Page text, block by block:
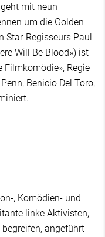
mit neun
um die Golden
Star-Regisseurs Paul
Will Be Blood») ist
Filmkomödie», Regie
Benicio Del Toro,
, Komödien- und
linke Aktivisten,
angeführt